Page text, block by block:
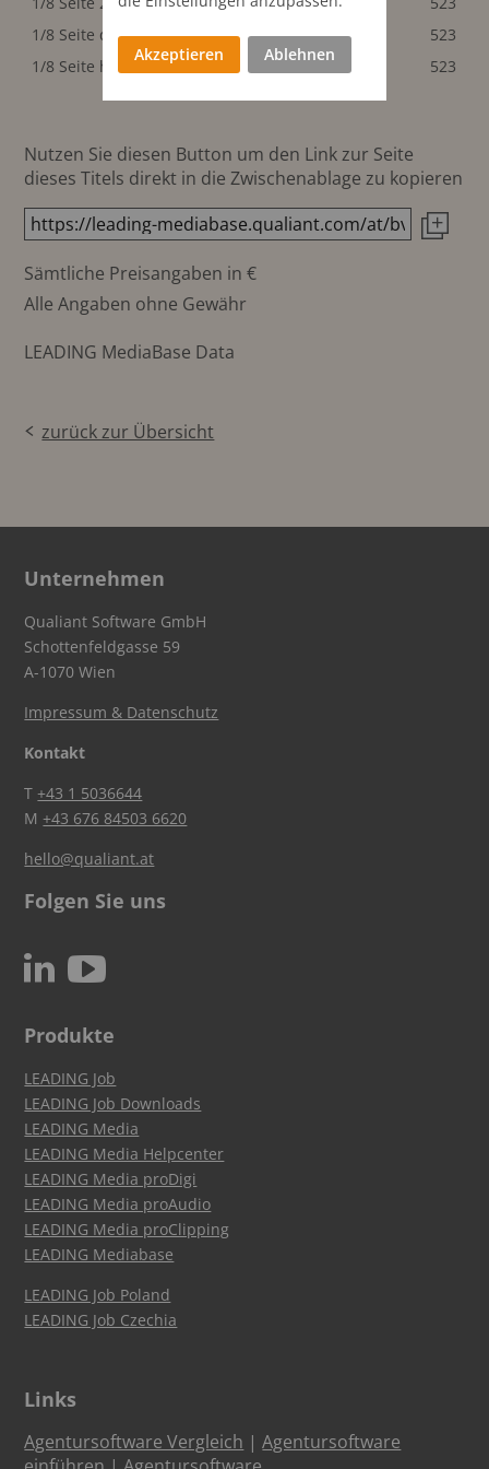
1/8 Seite quer
203x35 mm 523
523
1/8 Seite hoch
47x135 mm 523
Nutzen Sie diesen Button um den Link zur Seite
dieses Titels direkt in die Zwischenablage zu kopieren
Sämtliche Preisangaben in €
Alle Angaben ohne Gewähr
LEADING MediaBase Data
zurück zur Übersicht
Unternehmen
Qualiant Software GmbH
Schottenfeldgasse 59
A-1070 Wien
Impressum & Datenschutz
Kontakt
T+43 1 5036644
M+43 676 84503 6620
hello@qualiant.at
Folgen Sie uns
N c
Produkte
LEADING Job
LEADING Job Downloads
LEADING Media
LEADING Media Helpcenter
LEADING Media proDigi
LEADING Media proAudio
LEADING Media proClipping
LEADING Mediabase
LEADING Job Poland
LEADING Job Czechia
Links
Agentursoftware Vergleich |Agentursoftware
Akzeptieren Ablehnen